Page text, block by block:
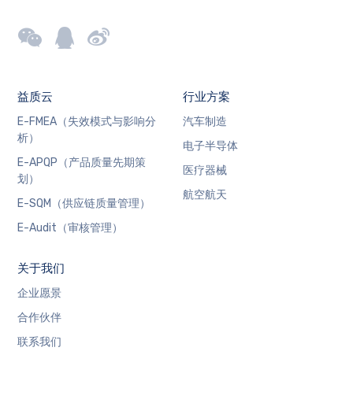
益质云
E-FMEA（失效模式与影响分
析）
E-APQP（产品质量先期策
划）
E-SQM（供应链质量管理）
E-Audit（审核管理）
行业方案
汽车制造
电子半导体
医疗器械
航空航天
关于我们
企业愿景
合作伙伴
联系我们